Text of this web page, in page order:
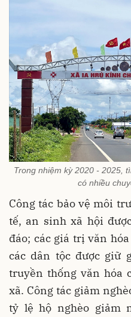
Trong nhiệm kỳ 2020 - 2025,
có nhiều
Công tác bảo vệ môi
tế, an sinh xã hội
đáo; các giá trị văn
các dân tộc được giữ
truyền thống văn hóa
xã. Công tác giảm
tỷ lệ hộ nghèo giảm